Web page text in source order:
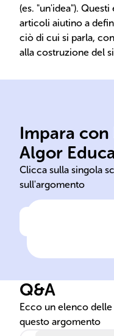
(es. "un'idea").
articoli aiutino a
ciò di cui si parla,
alla costruzione del
Impara
Algor
Clicca sulla singola
sull'argomento
Gli articoli
gli, le)
comunicativo.
Q&A
Ecco un elenco
questo argomento